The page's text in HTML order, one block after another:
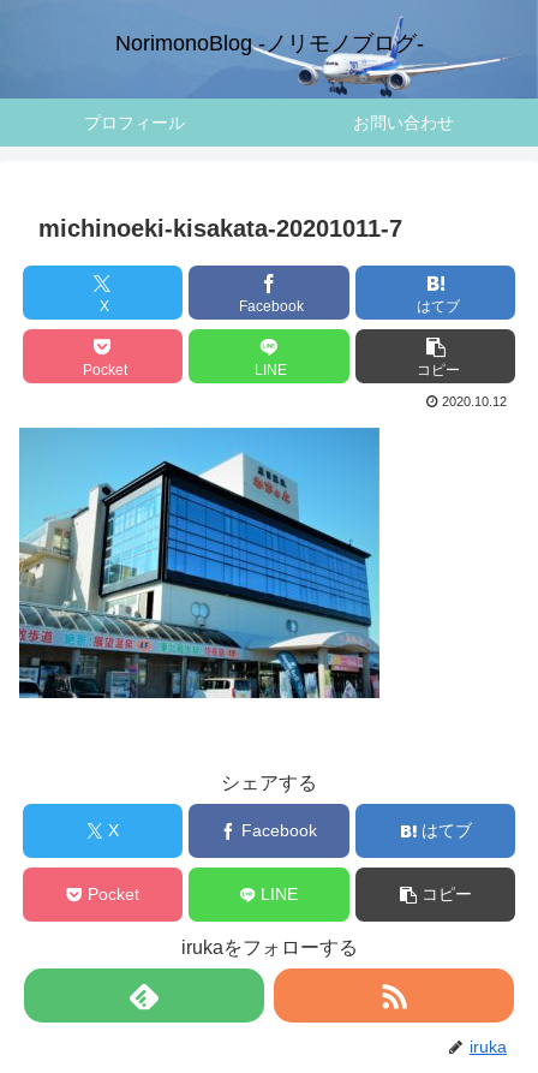
NorimonoBlog -ノリモノブログ-
プロフィール お問い合わせ
michinoeki-kisakata-20201011-7
X Facebook はてブ
Pocket LINE コピー
2020.10.12
シェアする
X Facebook はてブ
Pocket LINE コピー
irukaをフォローする
iruka